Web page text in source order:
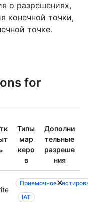
о разрешениях,
конечной точки,
точке.
for
ь
Типы
мар
керо
в
Дополни
тельные
разреше
ния
Приемочное
IAT